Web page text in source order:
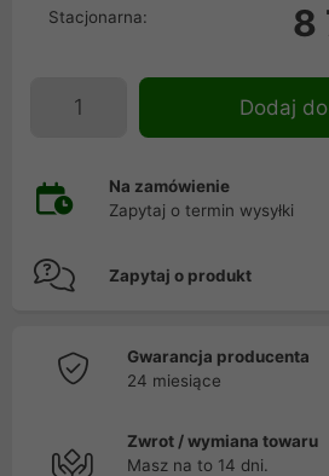
Stacjonarna: 8
Dodaj
Na zamówienie
Zapytaj o termin wysyłki
Zapytaj o produkt
Gwarancja producenta
24 miesiące
Zwrot / wymiana towaru
Masz na to 14 dni.